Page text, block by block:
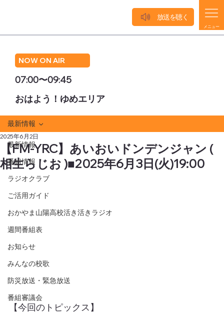
NOW ON AIR
07:00〜09:45
おはよう！ゆめエリア
メニュー
放送を聴く
最新情報
番組情報
ラジオクラブ
ご活用ガイド
おかやま山陽高校活き活きラジオ
週間番組表
お知らせ
みんなの校歌
防災放送・緊急放送
番組審議会
最新情報
【FM-YRC】あいおいドンデンジャン (
相生らじお )■2025年6月3日(火)19:00
2025年6月2日
【今回のトピックス】